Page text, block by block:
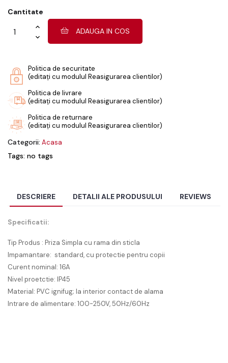
Cantitate
ADAUGA IN COS
Politica de securitate
(editați cu modulul Reasigurarea clientilor)
Politica de livrare
(editați cu modulul Reasigurarea clientilor)
Politica de returnare
(editați cu modulul Reasigurarea clientilor)
Categorii: Acasa
Tags: no tags
DESCRIERE DETALII ALE PRODUSULUI REVIEWS
Specificatii:
Tip Produs : Priza Simpla cu rama din sticla
Impamantare: standard, cu protectie pentru copii
Curent nominal: 16A
Nivel proetctie: IP45
Material: PVC ignifug; la interior contact de alama
Intrare de alimentare: 100-250V, 50Hz/60Hz